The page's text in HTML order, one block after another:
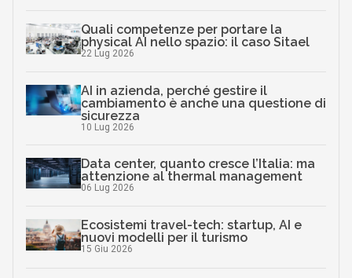
Quali competenze per portare la
physical AI nello spazio: il caso Sitael
22 Lug 2026
AI in azienda, perché gestire il
cambiamento è anche una questione di
sicurezza
10 Lug 2026
Data center, quanto cresce l’Italia: ma
attenzione al thermal management
06 Lug 2026
Ecosistemi travel-tech: startup, AI e
nuovi modelli per il turismo
15 Giu 2026